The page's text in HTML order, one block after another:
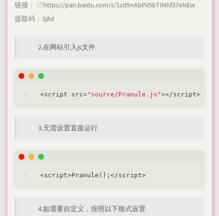
链接：
https://pan.baidu.com/s/1cd5nAbPii5bTlNhf37eNEw
提取码：3j8d
2.在网站引入js文件
<script src="source/Pranule.js"></script>
3.无需设置直接运行
<script>Pranule(); </script>
4.如需要自定义，按照以下格式设置